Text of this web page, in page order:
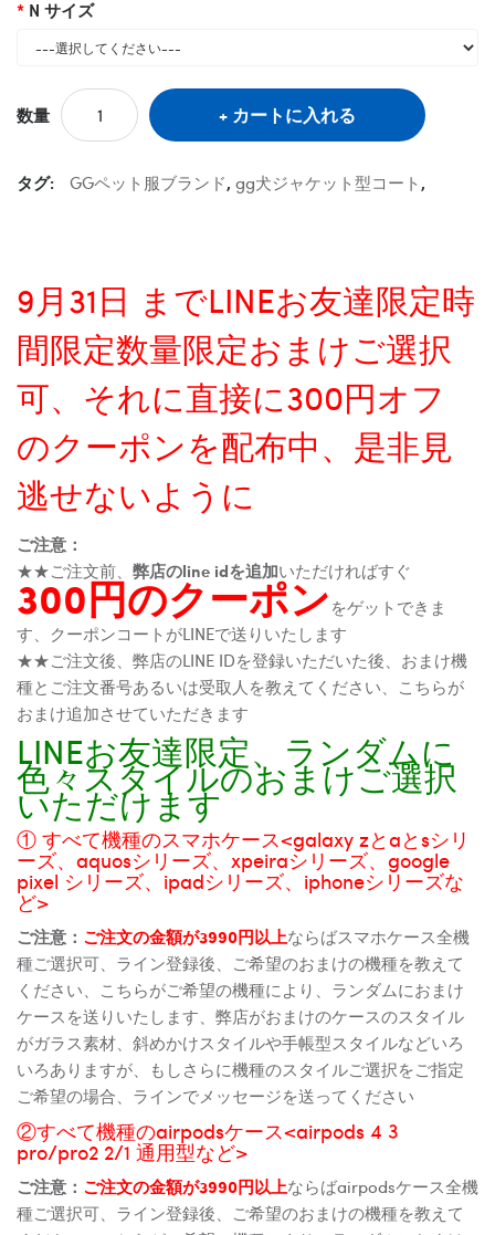
N サイズ
数量 カートに入れる
タグ: GGペット服ブランド, gg犬ジャケット型コート ,
9月31日 までLINEお友達限定時
間限定数量限定おまけご選択
可、それに直接に300円オフ
のクーポンを配布中、是非見
逃せないように
ご注意：
★★ご注文前、 弊店のline idを追加いただければすぐ
300円のクーポンをゲットできま
す、クーポンコートがLINEで送りいたします
★★ご注文後、弊店のLINE IDを登録いただいた後、おまけ機
種とご注文番号あるいは受取人を教えてください、こちらが
おまけ追加させていただきます
LINEお友達限定、ランダムに
色々スタイルのおまけご選択
いただけます
① すべて機種のスマホケース<galaxy zとaとsシリ
ーズ、aquosシリーズ、xpeiraシリーズ、google
pixel シリーズ、ipadシリーズ、iphoneシリーズな
ど>
ご注意： ご注文の金額が3990円以上ならばスマホケース全機
種ご選択可、ライン登録後、ご希望のおまけの機種を教えて
ください、こちらがご希望の機種により、ランダムにおまけ
ケースを送りいたします、弊店がおまけのケースのスタイル
がガラス素材、斜めかけスタイルや手帳型スタイルなどいろ
いろありますが、もしさらに機種のスタイルご選択をご指定
ご希望の場合、ラインでメッセージを送ってください
②すべて機種のairpodsケース<airpods 4 3
pro/pro2 2/1 通用型など>
ご注意： ご注文の金額が3990円以上ならばairpodsケース全機
種ご選択可、ライン登録後、ご希望のおまけの機種を教えて